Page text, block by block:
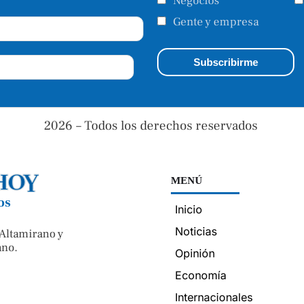
Gente y empresa
2026 – Todos los derechos reservados
y
MENÚ
Inicio
Noticias
Opinión
Economía
Internacionales